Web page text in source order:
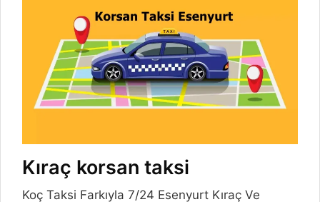
Kıraç korsan taksi
Koç Taksi Farkıyla 7/24 Esenyurt Kıraç Ve